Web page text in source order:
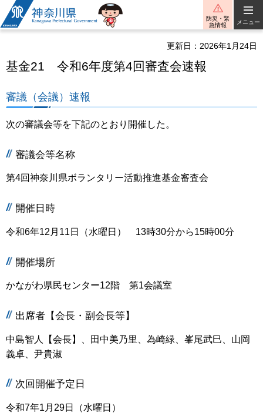
神奈川県
防災・緊
急情報
メニュー
更新日：2026年1月24日
基金21 令和6年度第4回審査会速報
審議（会議）速報
次の審議会等を下記のとおり開催した。
審議会等名称
第4回神奈川県ボランタリー活動推進基金審査会
開催日時
令和6年12月11日（水曜日） 13時30分から15時00分
開催場所
かながわ県民センター12階 第1会議室
出席者【会長・副会長等】
中島智人【会長】、田中美乃里、為崎緑、峯尾武巳、山岡
義卓、尹貴淑
次回開催予定日
令和7年1月29日（水曜日）